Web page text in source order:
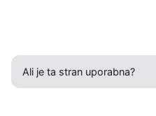
Ali je ta stran uporabna?